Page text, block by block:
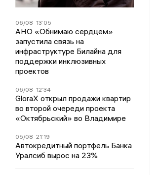
06/08 13:05
АНО «Обнимаю сердцем»
запустила связь на
инфраструктуре Билайна для
поддержки инклюзивных
проектов
06/08 12:34
GloraX открыл продажи квартир
во второй очереди проекта
«Октябрьский» во Владимире
05/08 21:19
Автокредитный портфель Банка
Уралсиб вырос на 23%